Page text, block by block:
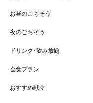
お昼のごちそう
夜のごちそう
ドリンク･飲み放題
会食プラン
おすすめ献立